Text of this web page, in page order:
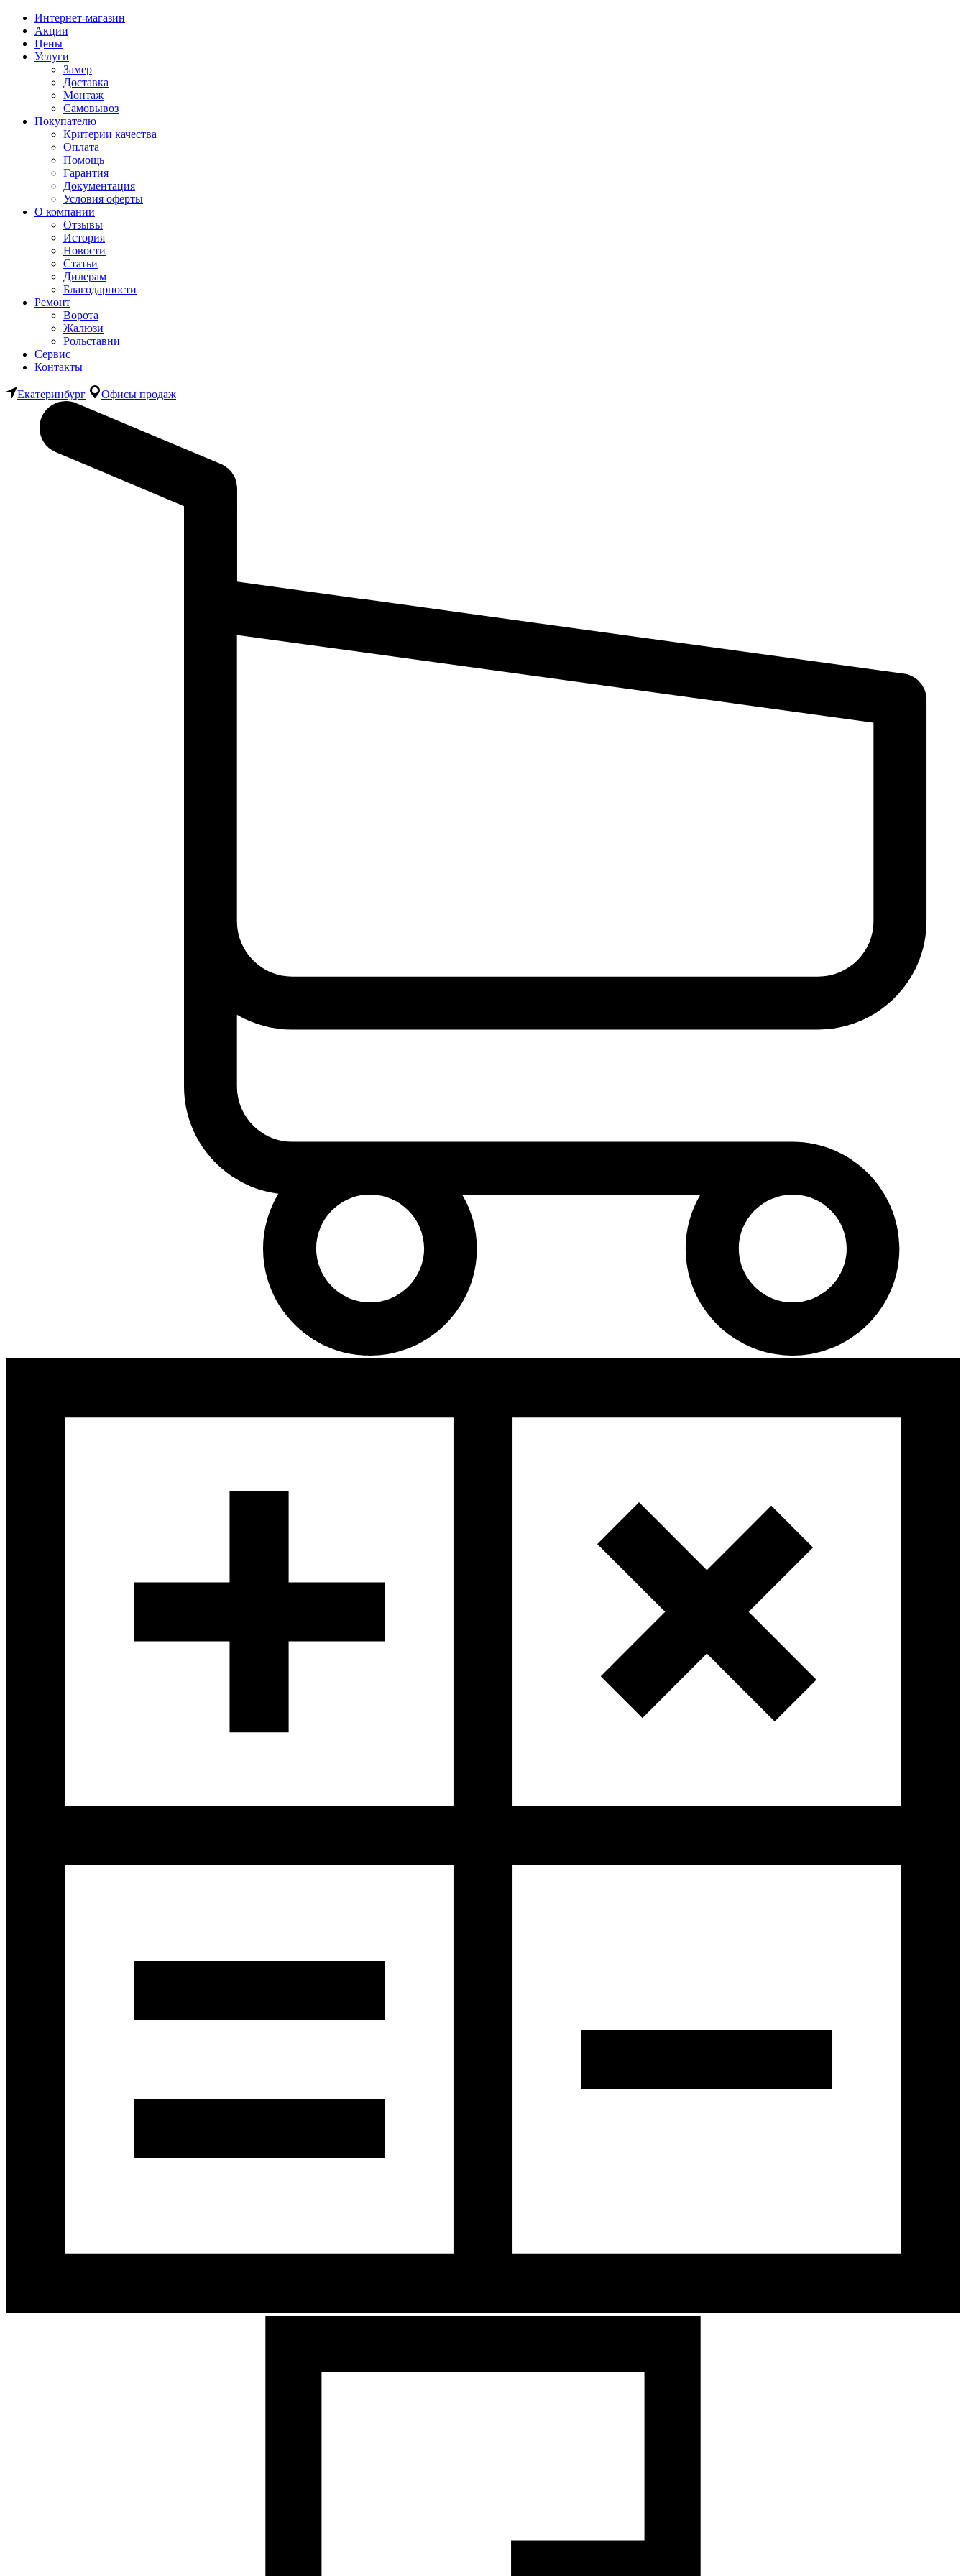
Интернет-магазин
Акции
Цены
Услуги
Замер
Доставка
Монтаж
Самовывоз
Покупателю
Критерии качества
Оплата
Помощь
Гарантия
Документация
Условия оферты
О компании
Отзывы
История
Новости
Статьи
Дилерам
Благодарности
Ремонт
Ворота
Жалюзи
Рольставни
Сервис
Контакты
Екатеринбург Офисы продаж